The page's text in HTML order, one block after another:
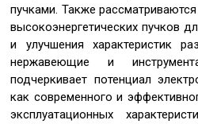
пучками. Также
высокоэнергетических пучков
и улучшения характеристик
нержавеющие и
подчеркивает потенциал
как современного и
эксплуатационных